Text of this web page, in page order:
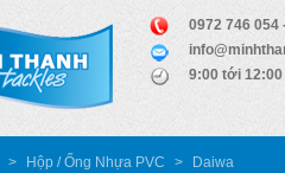
0972 746 054
9:00 tới
> Hộp / Ống Nhựa PVC > Daiwa